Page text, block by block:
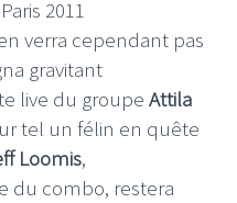
verra cependant pas
gravitant
live du groupe Attila
tel un félin en quête
Loomis,
du combo, restera